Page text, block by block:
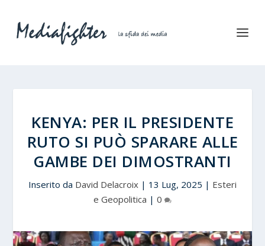
KENYA: PER IL PRESIDENTE
RUTO SI PUÒ SPARARE ALLE
GAMBE DEI DIMOSTRANTI
Inserito da David Delacroix | 13 Lug, 2025 | Esteri
e Geopolitica | 0